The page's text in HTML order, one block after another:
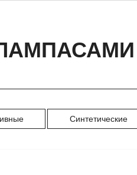
Синтетические